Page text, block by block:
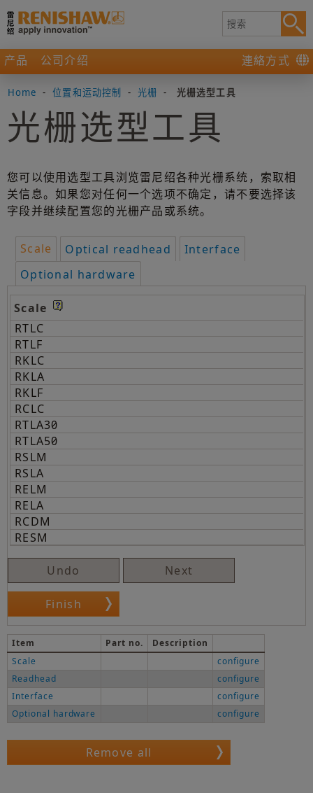
产品 公司介绍 連絡方式
Home - 位置和运动控制 - 光栅 - 光栅选型工具
光栅选型工具
您可以使用选型工具浏览雷尼绍各种光栅系统，索取相
关信息。如果您对任何一个选项不确定，请不要选择该
字段并继续配置您的光栅产品或系统。
Scale
Item Part no.
Description
Scale
configure
Readhead
configure
Interface
configure
Optional hardware
configure